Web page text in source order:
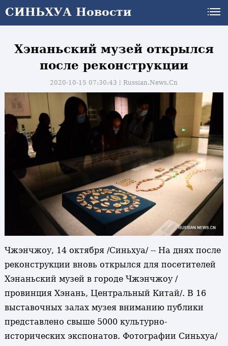
СИНЬХУА Новости
Хэнаньский музей открылся
после реконструкции
2020-10-15 07:30:43丨Russian.News.Cn
Чжэнчжоу, 14 октября /Синьхуа/ -- На днях после
реконструкции вновь открылся для посетителей
Хэнаньский музей в городе Чжэнчжоу /
провинция Хэнань, Центральный Китай/. В 16
выставочных залах музея вниманию публики
представлено свыше 5000 культурно-
исторических экспонатов. Фотографии Синьхуа/